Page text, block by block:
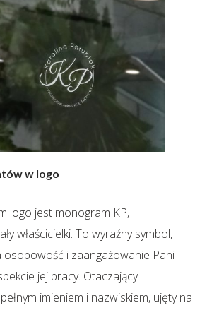
w logo
logo jest monogram KP,
właścicielki. To wyraźny symbol,
i zaangażowanie Pani
jej pracy. Otaczający
imieniem i nazwiskiem, ujęty na